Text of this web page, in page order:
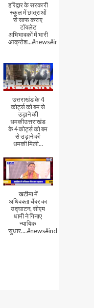
हरिद्वार के सरकारी
स्कूल में छात्राओं
से साफ कराए
टॉयलेट
अभिभावकों में भारी
आक्रोश...#news#india
उत्तराखंड के 4
कोर्ट्स को बम से
उड़ाने की
धमकीउत्तराखंड
के 4 कोर्ट्स को बम
से उड़ाने की
धमकी मिली...
खटीमा में
अधिवक्ता चैंबर का
उद्घाटन, सीएम
धामी ने गिनाए
न्यायिक
सुधार....#news#india#video